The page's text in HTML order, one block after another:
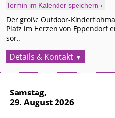
Termin im Kalender speichern ›
Der große Outdoor-
Platz im Herzen von Eppendorf
sor..
Details & Kontakt
Samstag,
29. August 2026